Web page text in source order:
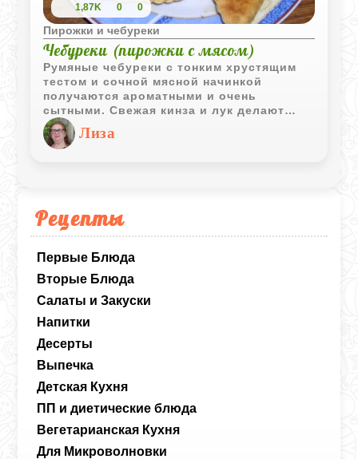
Рецепты
Первые Блюда
Вторые Блюда
Салаты и Закуски
Напитки
Десерты
Выпечка
Детская Кухня
ПП и диетические блюда
Вегетарианская Кухня
Для Микроволновки
1,87K 0 0
Пирожки и чебуреки
Чебуреки (пирожки с мясом)
Румяные чебуреки с тонким хрустящим
тестом и сочной мясной начинкой
получаются ароматными и очень
сытными. Свежая кинза и лук делают
вкус ярче и насыщеннее.
Лиза